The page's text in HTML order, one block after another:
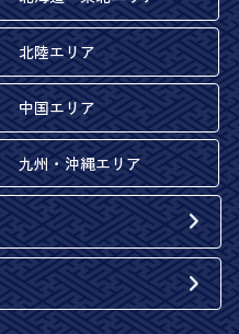
北陸エリア
中国エリア
九州・沖縄エリア